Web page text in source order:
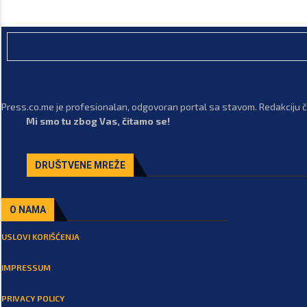
Press.co.me je profesionalan, odgovoran portal sa stavom.
Mi smo tu zbog Vas, čitamo se!
DRUŠTVENE MREŽE
O NAMA
USLOVI KORIŠĆENJA
IMPRESSUM
PRIVACY POLICY